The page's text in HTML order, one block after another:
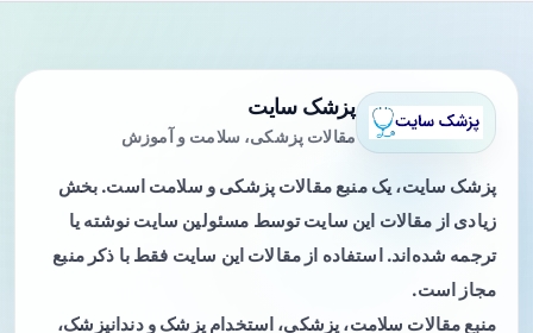
پزشک سایت
مقالات پزشکی، سلامت و آموزش
پزشک سایت، یک منبع مقالات پزشکی و سلامت است. بخش
زیادی از مقالات این سایت توسط مسئولین سایت نوشته یا
ترجمه شده‌اند. استفاده از مقالات این سایت فقط با ذکر منبع
مجاز است.
منبع مقالات سلامت، پزشکی، استخدام پزشک و دندانپزشک،